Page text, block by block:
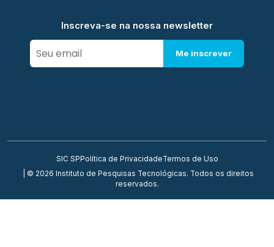
Inscreva-se na nossa newsletter
Me inscrever
SIC SP Política de PrivacidadeTermos de Uso
| © 2026 Instituto de Pesquisas Tecnológicas. Todos os direitos
reservados.